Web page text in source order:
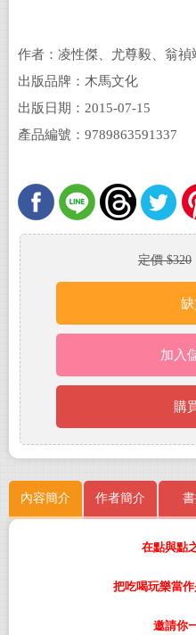
作者：凌性傑、尤尊毅、翁禎
出版品牌：木馬文化
出版日期：2015-07-15
產品編號：9789863591337
定價 $320
缺
加入
購
內容簡介 作者簡介
在點與點
把吃喝玩樂當
邀請你